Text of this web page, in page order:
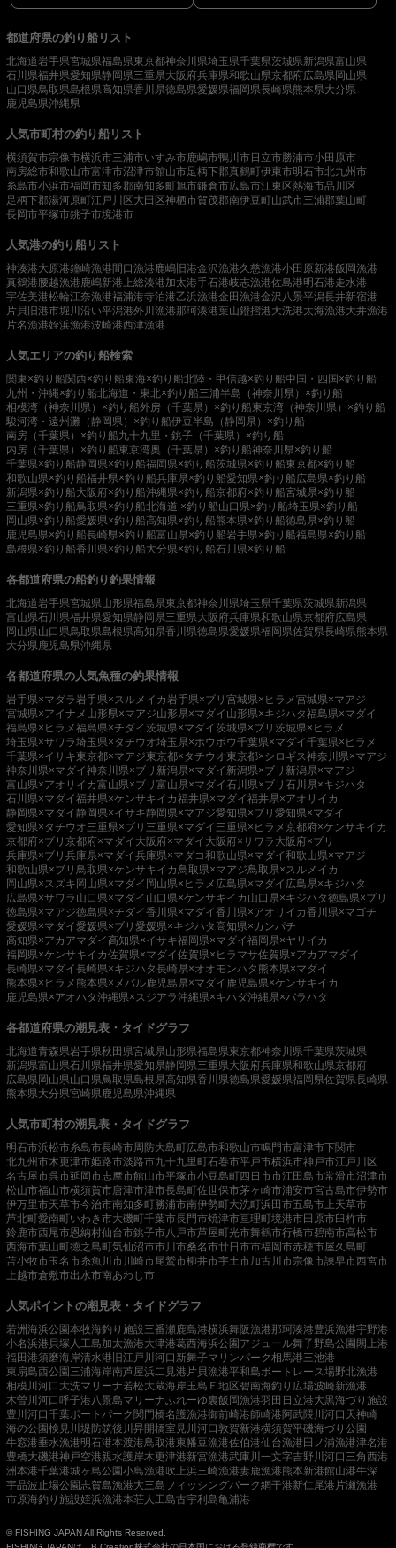
都道府県の釣り船リスト
北海道岩手県宮城県福島県東京都神奈川県埼玉県千葉県茨城県新潟県富山県
石川県福井県愛知県静岡県三重県大阪府兵庫県和歌山県京都府広島県岡山県
山口県鳥取県島根県高知県香川県徳島県愛媛県福岡県長崎県熊本県大分県
鹿児島県沖縄県
人気市町村の釣り船リスト
横須賀市宗像市横浜市三浦市いすみ市鹿嶋市鴨川市日立市勝浦市小田原市
南房総市和歌山市富津市沼津市館山市足柄下郡真鶴町伊東市明石市北九州市
糸島市小浜市福岡市知多郡南知多町旭市鎌倉市広島市江東区熱海市品川区
足柄下郡湯河原町江戸川区大田区神栖市賀茂郡南伊豆町山武市三浦郡葉山町
長岡市平塚市銚子市境港市
人気港の釣り船リスト
神湊港大原港鐘崎漁港間口漁港鹿嶋旧港金沢漁港久慈漁港小田原新港飯岡漁港
真鶴港腰越漁港鹿嶋新港 上総湊港加太港手石港岐志漁港佐島港明石港走水港
宇佐美港松輪江奈漁港福浦港寺泊港乙浜漁港金田漁港金沢八景平潟長井新宿港
片貝旧港市堀川沿い平潟港外川漁港那珂湊港葉山鐙摺港大洗港太海漁港大井漁港
片名漁港姪浜漁港波崎港西津漁港
人気エリアの釣り船検索
関東×釣り船関西×釣り船東海×釣り船北陸・甲信越×釣り船中国・四国×釣り船
九州・沖縄×釣り船北海道・東北×釣り船三浦半島（神奈川県）×釣り船
相模湾（神奈川県）×釣り船外房（千葉県）×釣り船東京湾（神奈川県）×釣り船
駿河湾・遠州灘（静岡県）×釣り船伊豆半島（静岡県）×釣り船
南房（千葉県）×釣り船九十九里・銚子（千葉県）×釣り船
内房（千葉県）×釣り船東京湾奥（千葉県）×釣り船神奈川県×釣り船
千葉県×釣り船静岡県×釣り船福岡県×釣り船茨城県×釣り船東京都×釣り船
和歌山県×釣り船福井県×釣り船兵庫県×釣り船愛知県×釣り船広島県×釣り船
新潟県×釣り船大阪府×釣り船沖縄県×釣り船京都府×釣り船宮城県×釣り船
三重県×釣り船鳥取県×釣り船北海道 ×釣り船山口県×釣り船埼玉県×釣り船
岡山県×釣り船愛媛県×釣り船高知県×釣り船熊本県×釣り船徳島県×釣り船
鹿児島県×釣り船長崎県×釣り船富山県×釣り船岩手県×釣り船福島県×釣り船
島根県×釣り船香川県×釣り船大分県×釣り船石川県×釣り船
各都道府県の船釣り釣果情報
北海道岩手県宮城県山形県福島県東京都神奈川県埼玉県千葉県茨城県新潟県
富山県石川県福井県愛知県静岡県三重県大阪府兵庫県和歌山県京都府広島県
岡山県山口県鳥取県島根県高知県香川県徳島県愛媛県福岡県佐賀県長崎県熊本県
大分県鹿児島県沖縄県
各都道府県の人気魚種の釣果情報
岩手県×マダラ岩手県×スルメイカ岩手県×ブリ 宮城県×ヒラメ宮城県×マアジ
宮城県×アイナメ 山形県×マアジ山形県×マダイ 山形県×キジハタ福島県×マダイ
福島県×ヒラメ福島県×チダイ茨城県×マダイ茨城県×ブリ 茨城県×ヒラメ
埼玉県×サワラ埼玉県×タチウオ埼玉県×ホウボウ千葉県×マダイ千葉県×ヒラメ
千葉県×イサキ東京都×マアジ東京都×タチウオ東京都×シロギス神奈川県×マアジ
神奈川県×マダイ神奈川県×ブリ 新潟県×マダイ 新潟県×ブリ 新潟県×マアジ
富山県×アオリイカ富山県×ブリ 富山県×マダイ石川県×ブリ 石川県×キジハタ
石川県×マダイ福井県×ケンサキイカ福井県×マダイ福井県×アオリイカ
静岡県×マダイ静岡県×イサキ静岡県×マアジ愛知県×ブリ 愛知県×マダイ
愛知県×タチウオ三重県×ブリ 三重県×マダイ 三重県×ヒラメ京都府×ケンサキイカ
京都府×ブリ 京都府×マダイ 大阪府×マダイ 大阪府×サワラ 大阪府×ブリ
兵庫県×ブリ 兵庫県×マダイ兵庫県×マダコ和歌山県×マダイ和歌山県×マアジ
和歌山県×ブリ 鳥取県×ケンサキイカ鳥取県×マアジ鳥取県×スルメイカ
岡山県×スズキ岡山県×マダイ 岡山県×ヒラメ 広島県×マダイ 広島県×キジハタ
広島県×サワラ 山口県×マダイ 山口県×ケンサキイカ 山口県×キジハタ徳島県×ブリ
徳島県×マアジ徳島県×チダイ香川県×マダイ香川県×アオリイカ香川県×マゴチ
愛媛県×マダイ愛媛県×ブリ 愛媛県×キジハタ高知県×カンパチ
高知県×アカアマダイ高知県×イサキ福岡県×マダイ福岡県×ヤリイカ
福岡県×ケンサキイカ佐賀県×マダイ佐賀県×ヒラマサ佐賀県×アカアマダイ
長崎県×マダイ長崎県×キジハタ長崎県×オオモンハタ 熊本県×マダイ
熊本県×ヒラメ 熊本県×メバル鹿児島県×マダイ 鹿児島県×ケンサキイカ
鹿児島県×アオハタ沖縄県×スジアラ沖縄県×キハダ沖縄県×バラハタ
各都道府県の潮見表・タイドグラフ
北海道青森県岩手県秋田県宮城県山形県福島県東京都神奈川県千葉県茨城県
新潟県富山県石川県福井県愛知県静岡県三重県大阪府兵庫県和歌山県京都府
広島県岡山県山口県鳥取県島根県高知県香川県徳島県愛媛県福岡県佐賀県長崎県
熊本県大分県宮崎県鹿児島県沖縄県
人気市町村の潮見表・タイドグラフ
明石市浜松市糸島市長崎市周防大島町広島市和歌山市鳴門市富津市下関市
北九州市木更津市姫路市淡路市九十九里町石巻市平戸市横浜市神戸市江戸川区
名古屋市呉市延岡市志摩市館山市平塚市小豆島町四日市市江田島市常滑市沼津市
松山市福山市横須賀市唐津市津市長島町佐世保市茅ヶ崎市浦安市宮古島市伊勢市
伊万里市天草市今治市南知多町勝浦市南伊勢町大洗町浜田市五島市 上天草市
芦北町愛南町いわき市大磯町千葉市長門市焼津市亘理町境港市田原市臼杵市
鈴鹿市西尾市恩納村仙台市銚子市八戸市芦屋町光市舞鶴市行橋市碧南市高松市
西海市葉山町徳之島町気仙沼市市川市桑名市廿日市市福岡市赤穂市屋久島町
苫小牧市玉名市糸魚川市川崎市尾鷲市柳井市宇土市加古川市宗像市諫早市西宮市
上越市倉敷市出水市南あわじ市
人気ポイントの潮見表・タイドグラフ
若洲海浜公園本牧海釣り施設三番瀬鹿島港横浜舞阪漁港那珂湊港豊浜漁港宇野港
小名浜港 貝塚人工島加太漁港大津港葛西海浜公園アジュール舞子野島公園閖上港
福田港須磨海岸清水港 旧江戸川河口 新舞子マリンパーク相馬港三池港
東扇島西公園三浦海岸南芦屋浜二見港 片貝漁港平和島ボートレース場野北漁港
相模川河口 大洗マリーナ若松大蔵海岸玉島Ｅ地区碧南海釣り広場波崎新漁港
木曽川河口呼子港八景島マリーナふれーゆ裏飯岡漁港羽田 日立港大黒海づり施設
豊川河口千葉ポートパーク関門橋名護漁港御前崎港師崎港阿武隈川河口 天神崎
海の公園検見川堤防筑後川昇開橋室見川河口敦賀新港横須賀平磯海づり公園
牛窓港垂水漁港明石港本渡港鳥取港東幡豆漁港佐伯港仙台漁港田ノ浦漁港津名港
豊橋大磯港神戸空港親水護岸木更津港新宮漁港武庫川一文字吉野川河口 三角西港
洲本港千葉港城ヶ島公園小島漁港吹上浜三崎漁港妻鹿漁港熊本新港館山港牛深
宇品波止場公園志賀島漁港大三島フィッシングパーク網干港新仁尾港 片瀬漁港
市原海釣り施設姪浜漁港本荘人工島古宇利島亀浦港
© FISHING JAPAN All Rights Reserved.